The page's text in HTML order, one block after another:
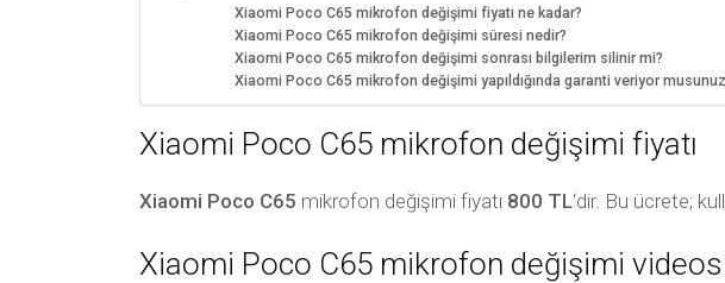
Xiaomi Poco C65 mikrofon değişimi fiyatı ne kadar?
Xiaomi Poco C65 mikrofon değişimi süresi nedir?
Xiaomi Poco C65 mikrofon değişimi sonrası bilgilerim silinir mi?
Xiaomi Poco C65 mikrofon değişimi yapıldığında garanti veriyor
Xiaomi Poco C65 mikrofon değişimi fiyatı
Xiaomi Poco C65 mikrofon değişimi fiyatı 800 TL‘dir. Bu ücrete;
Xiaomi Poco C65 mikrofon değişimi